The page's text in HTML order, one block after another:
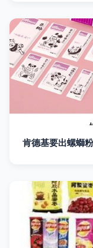
肯德基要出螺螄